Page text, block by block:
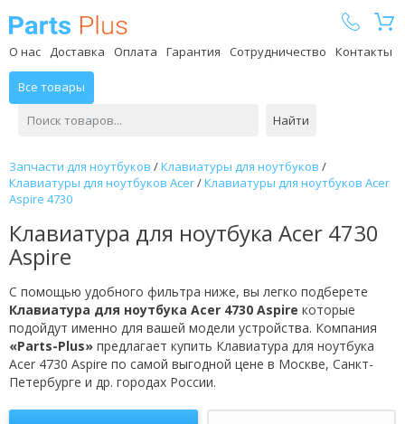
О нас Доставка Оплата Гарантия Сотрудничество Контакты
Все товары
Найти
Запчасти для ноутбуков /Клавиатуры для ноутбуков /
Клавиатуры для ноутбуков Acer/Клавиатуры для ноутбуков Acer
Aspire 4730
Клавиатура для ноутбука Acer 4730
Aspire
С помощью удобного фильтра ниже, вы легко подберете
Клавиатура для ноутбука Acer 4730 Aspire которые
подойдут именно для вашей модели устройства. Компания
«Parts-Plus» предлагает купить Клавиатура для ноутбука
Acer 4730 Aspire по самой выгодной цене в Москве, Санкт-
Петербурге и др. городах России.